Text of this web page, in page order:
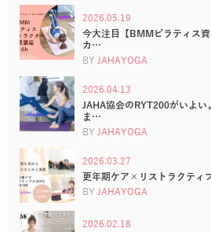
2026.05.19
今大注目【BMMピラティス
カ…
BY JAHAYOGA
2026.04.13
JAHA協会のRYT200がいよ
ま…
BY JAHAYOGA
2026.03.27
更年期ケア×リストラクティ
BY JAHAYOGA
2026.02.18